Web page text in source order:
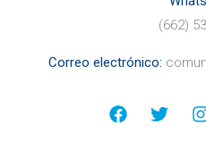
(662)
Correo electrónico: